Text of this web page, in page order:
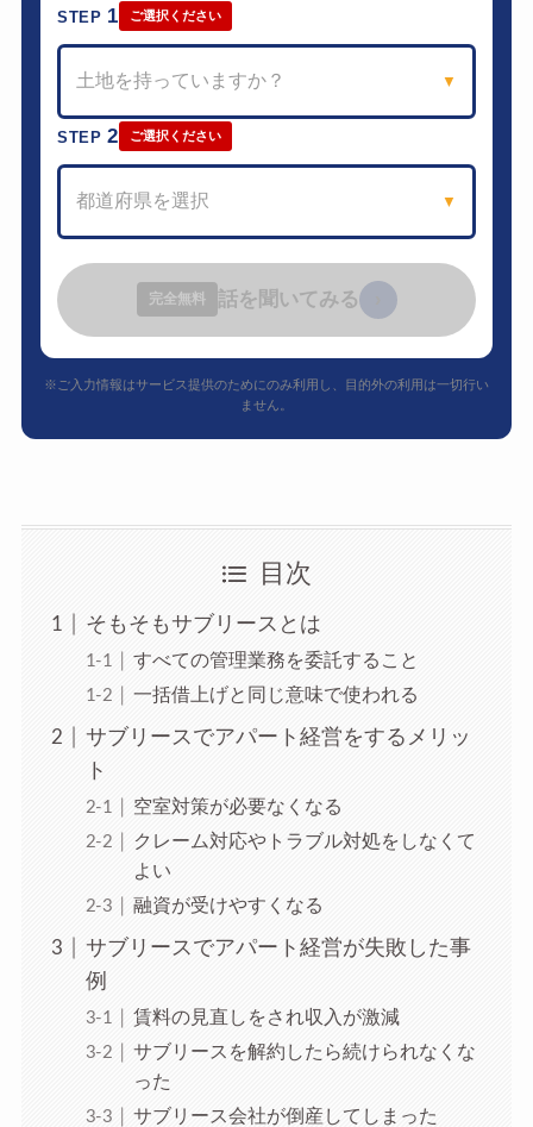
STEP 1 ご選択ください
土地を持っていますか？ ▼
STEP2 ご選択ください
都道府県を選択 ▼
完全無料 話を聞いてみる
※ご入力情報はサービス提供のためにのみ利用し、目的外の利用は一切行い
ません。
目次
そもそもサブリースとは
すべての管理業務を委託すること
一括借上げと同じ意味で使われる
サブリースでアパート経営をするメリッ
ト
空室対策が必要なくなる
クレーム対応やトラブル対処をしなくて
よい
融資が受けやすくなる
サブリースでアパート経営が失敗した事
例
賃料の見直しをされ収入が激減
サブリースを解約したら続けられなくな
った
サブリース会社が倒産してしまった